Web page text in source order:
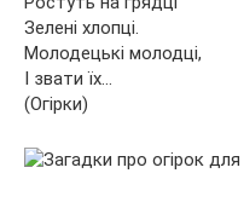
Зелені хлопці.
Молодецькі молодці,
І звати їх…
(Огірки)